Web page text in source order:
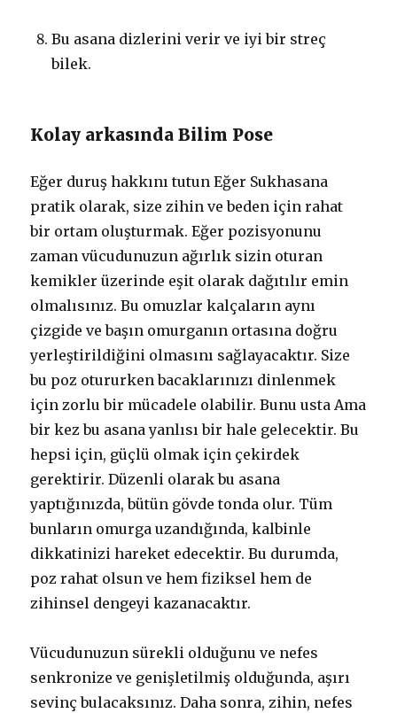
Bu asana dizlerini verir ve iyi bir streç
bilek.
Kolay arkasında Bilim Pose
Eğer duruş hakkını tutun Eğer Sukhasana
pratik olarak, size zihin ve beden için rahat
bir ortam oluşturmak. Eğer pozisyonunu
zaman vücudunuzun ağırlık sizin oturan
kemikler üzerinde eşit olarak dağıtılır emin
olmalısınız. Bu omuzlar kalçaların aynı
çizgide ve başın omurganın ortasına doğru
yerleştirildiğini olmasını sağlayacaktır. Size
bu poz otururken bacaklarınızı dinlenmek
için zorlu bir mücadele olabilir. Bunu usta Ama
bir kez bu asana yanlısı bir hale gelecektir. Bu
hepsi için, güçlü olmak için çekirdek
gerektirir. Düzenli olarak bu asana
yaptığınızda, bütün gövde tonda olur. Tüm
bunların omurga uzandığında, kalbinle
dikkatinizi hareket edecektir. Bu durumda,
poz rahat olsun ve hem fiziksel hem de
zihinsel dengeyi kazanacaktır.
Vücudunuzun sürekli olduğunu ve nefes
senkronize ve genişletilmiş olduğunda, aşırı
sevinç bulacaksınız. Daha sonra, zihin, nefes